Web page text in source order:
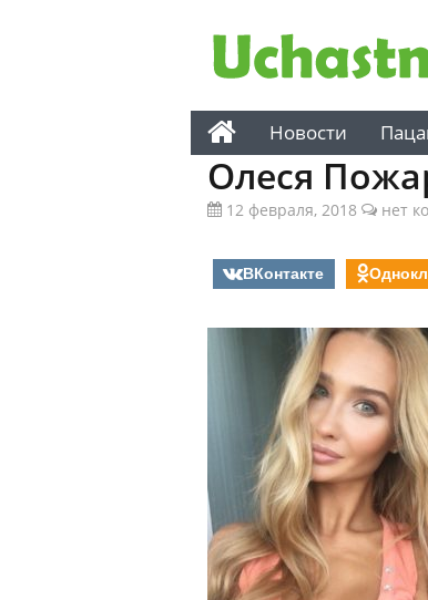
Новости
Олеся
12 февраля, 2018 нет
ВКонтакте